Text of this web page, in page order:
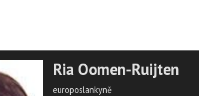
Ria Oomen-Ruijten
europoslankyně